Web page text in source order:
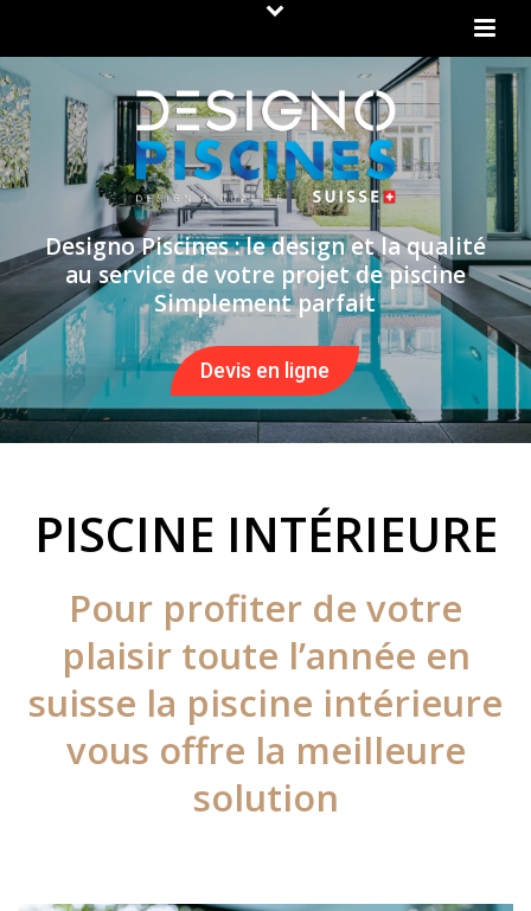
Designo Piscines : le design et la qualité
au service de votre projet de piscine
Simplement parfait
Devis en ligne
PISCINE INTÉRIEURE
Pour profiter de votre
plaisir toute l’année en
suisse la piscine intérieure
vous offre la meilleure
solution